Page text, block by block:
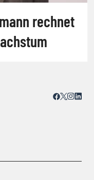
rechnet